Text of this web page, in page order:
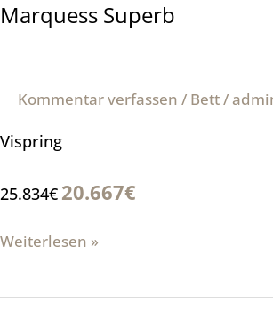
Marquess Superb
Kommentar verfassen / Bett/
Vispring
25.834€ 20.667€
Weiterlesen »